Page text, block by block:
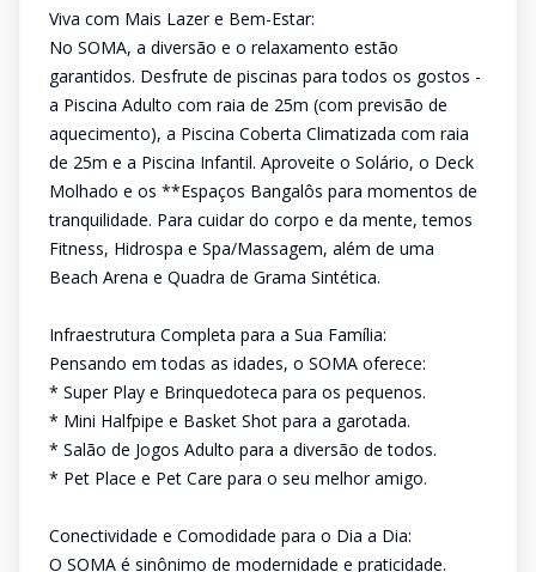
Viva com Mais Lazer e Bem-Estar:
No SOMA, a diversão e o relaxamento estão
garantidos. Desfrute de piscinas para todos os gostos -
a Piscina Adulto com raia de 25m (com previsão de
aquecimento), a Piscina Coberta Climatizada com raia
de 25m e a Piscina Infantil. Aproveite o Solário, o Deck
Molhado e os **Espaços Bangalôs para momentos de
tranquilidade. Para cuidar do corpo e da mente, temos
Fitness, Hidrospa e Spa/Massagem, além de uma
Beach Arena e Quadra de Grama Sintética.
Infraestrutura Completa para a Sua Família:
Pensando em todas as idades, o SOMA oferece:
* Super Play e Brinquedoteca para os pequenos.
* Mini Halfpipe e Basket Shot para a garotada.
* Salão de Jogos Adulto para a diversão de todos.
* Pet Place e Pet Care para o seu melhor amigo.
Conectividade e Comodidade para o Dia a Dia:
O SOMA é sinônimo de modernidade e praticidade.